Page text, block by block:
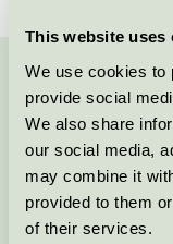
This website uses
We use cookies to
provide social
We also share
our social media,
may combine it
provided to them
of their services.
Kontakta oss på
Fortsätt